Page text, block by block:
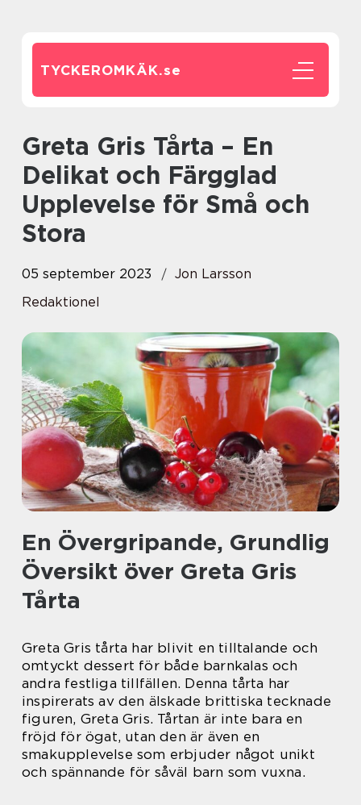
TYCKEROMKÄK.se
Greta Gris Tårta – En
Delikat och Färgglad
Upplevelse för Små och
Stora
05 september 2023
Jon Larsson
Redaktionel
En Övergripande, Grundlig
Översikt över Greta Gris
Tårta
Greta Gris tårta har blivit en tilltalande och
omtyckt dessert för både barnkalas och
andra festliga tillfällen. Denna tårta har
inspirerats av den älskade brittiska tecknade
figuren, Greta Gris. Tårtan är inte bara en
fröjd för ögat, utan den är även en
smakupplevelse som erbjuder något unikt
och spännande för såväl barn som vuxna.